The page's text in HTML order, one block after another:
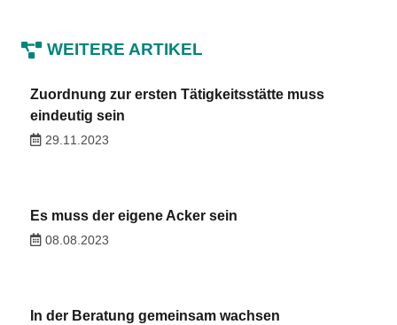
WEITERE ARTIKEL
Zuordnung zur ersten Tätigkeitsstätte muss
eindeutig sein
29.11.2023
Es muss der eigene Acker sein
08.08.2023
In der Beratung gemeinsam wachsen